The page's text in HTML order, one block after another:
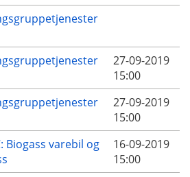
27-09-2019
15:00
27-09-2019
15:00
Biogass varebil og
16-09-2019
15:00